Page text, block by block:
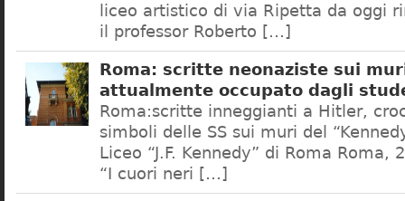
liceo artistico di via Ripetta da oggi
il professor Roberto […]
Roma: scritte neonaziste sui
attualmente occupato dagli
Roma:scritte inneggianti a Hitler,
simboli delle SS sui muri del
Liceo “J.F. Kennedy” di Roma Roma,
“I cuori neri […]